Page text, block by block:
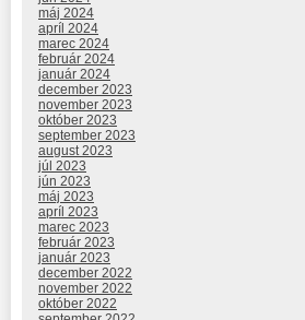
máj 2024
apríl 2024
marec 2024
február 2024
január 2024
december 2023
november 2023
október 2023
september 2023
august 2023
júl 2023
jún 2023
máj 2023
apríl 2023
marec 2023
február 2023
január 2023
december 2022
november 2022
október 2022